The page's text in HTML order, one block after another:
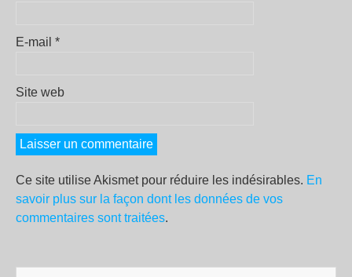
E-mail *
Site web
Ce site utilise Akismet pour réduire les indésirables. En
savoir plus sur la façon dont les données de vos
commentaires sont traitées.